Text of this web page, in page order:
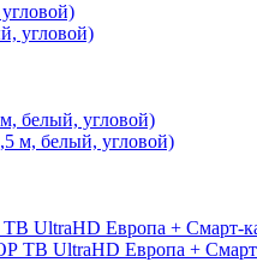
белый, угловой)
UltraHD Европа + Смарт-